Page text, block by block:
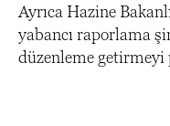
Ayrıca Hazine
yabancı raporlama
düzenleme getirmeyi